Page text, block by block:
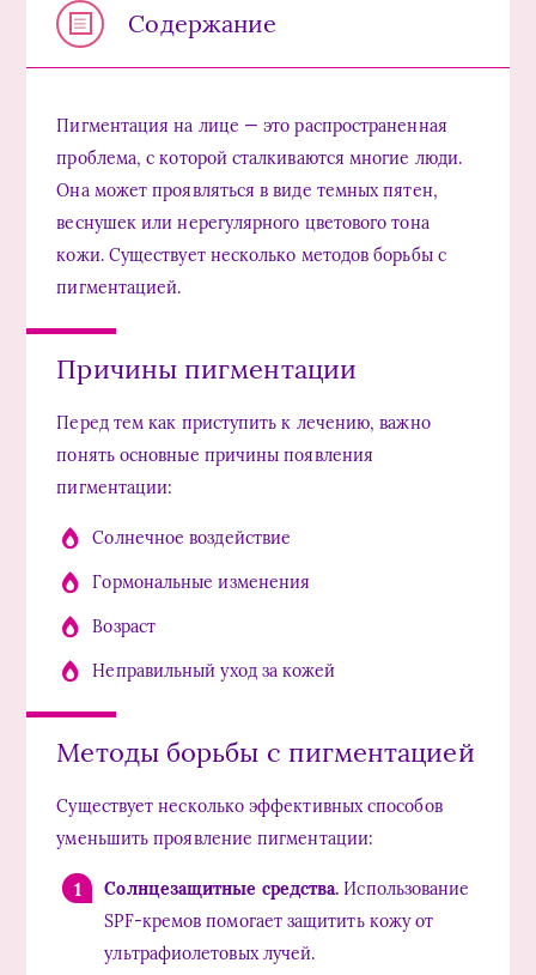
Содержание
Пигментация на лице — это распространенная
проблема, с которой сталкиваются многие люди.
Она может проявляться в виде темных пятен,
веснушек или нерегулярного цветового тона
кожи. Существует несколько методов борьбы с
пигментацией.
Причины пигментации
Перед тем как приступить к лечению, важно
понять основные причины появления
пигментации:
Солнечное воздействие
Гормональные изменения
Возраст
Неправильный уход за кожей
Методы борьбы с пигментацией
Существует несколько эффективных способов
уменьшить проявление пигментации:
Солнцезащитные средства. Использование
SPF-кремов помогает защитить кожу от
ультрафиолетовых лучей.